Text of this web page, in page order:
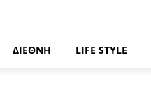
ΔΙΕΘΝΉ LIFE STYLE